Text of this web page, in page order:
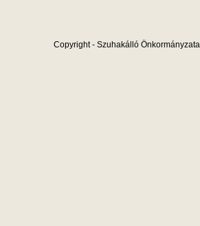
Copyright - Szuhakálló Önkormányzata